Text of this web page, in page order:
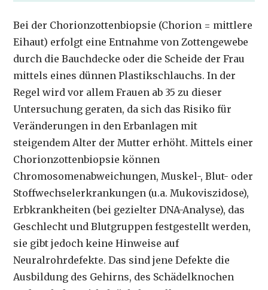
Bei der Chorionzottenbiopsie (Chorion = mittlere
Eihaut) erfolgt eine Entnahme von Zottengewebe
durch die Bauchdecke oder die Scheide der Frau
mittels eines dünnen Plastikschlauchs. In der
Regel wird vor allem Frauen ab 35 zu dieser
Untersuchung geraten, da sich das Risiko für
Veränderungen in den Erbanlagen mit
steigendem Alter der Mutter erhöht. Mittels einer
Chorionzottenbiopsie können
Chromosomenabweichungen, Muskel-, Blut- oder
Stoffwechselerkrankungen (u.a. Mukoviszidose),
Erbkrankheiten (bei gezielter DNA-Analyse), das
Geschlecht und Blutgruppen festgestellt werden,
sie gibt jedoch keine Hinweise auf
Neuralrohrdefekte. Das sind jene Defekte die
Ausbildung des Gehirns, des Schädelknochen